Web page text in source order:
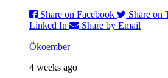
Share on Facebook
Share on
Linked In
Share by Email
Ökoember
4 weeks ago